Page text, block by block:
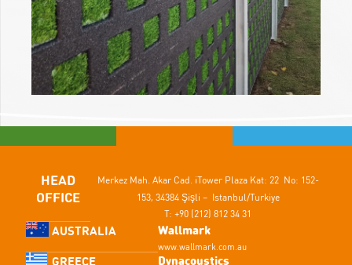
HEAD
OFFICE
Merkez Mah. Akar Cad. iTower Plaza Kat: 22 No: 152-
153, 34384 Şişli – Istanbul/Turkiye
T: +90 (212) 812 34 31
AUSTRALIA Wallmark
www.wallmark.com.au
GREECE Dynacoustics